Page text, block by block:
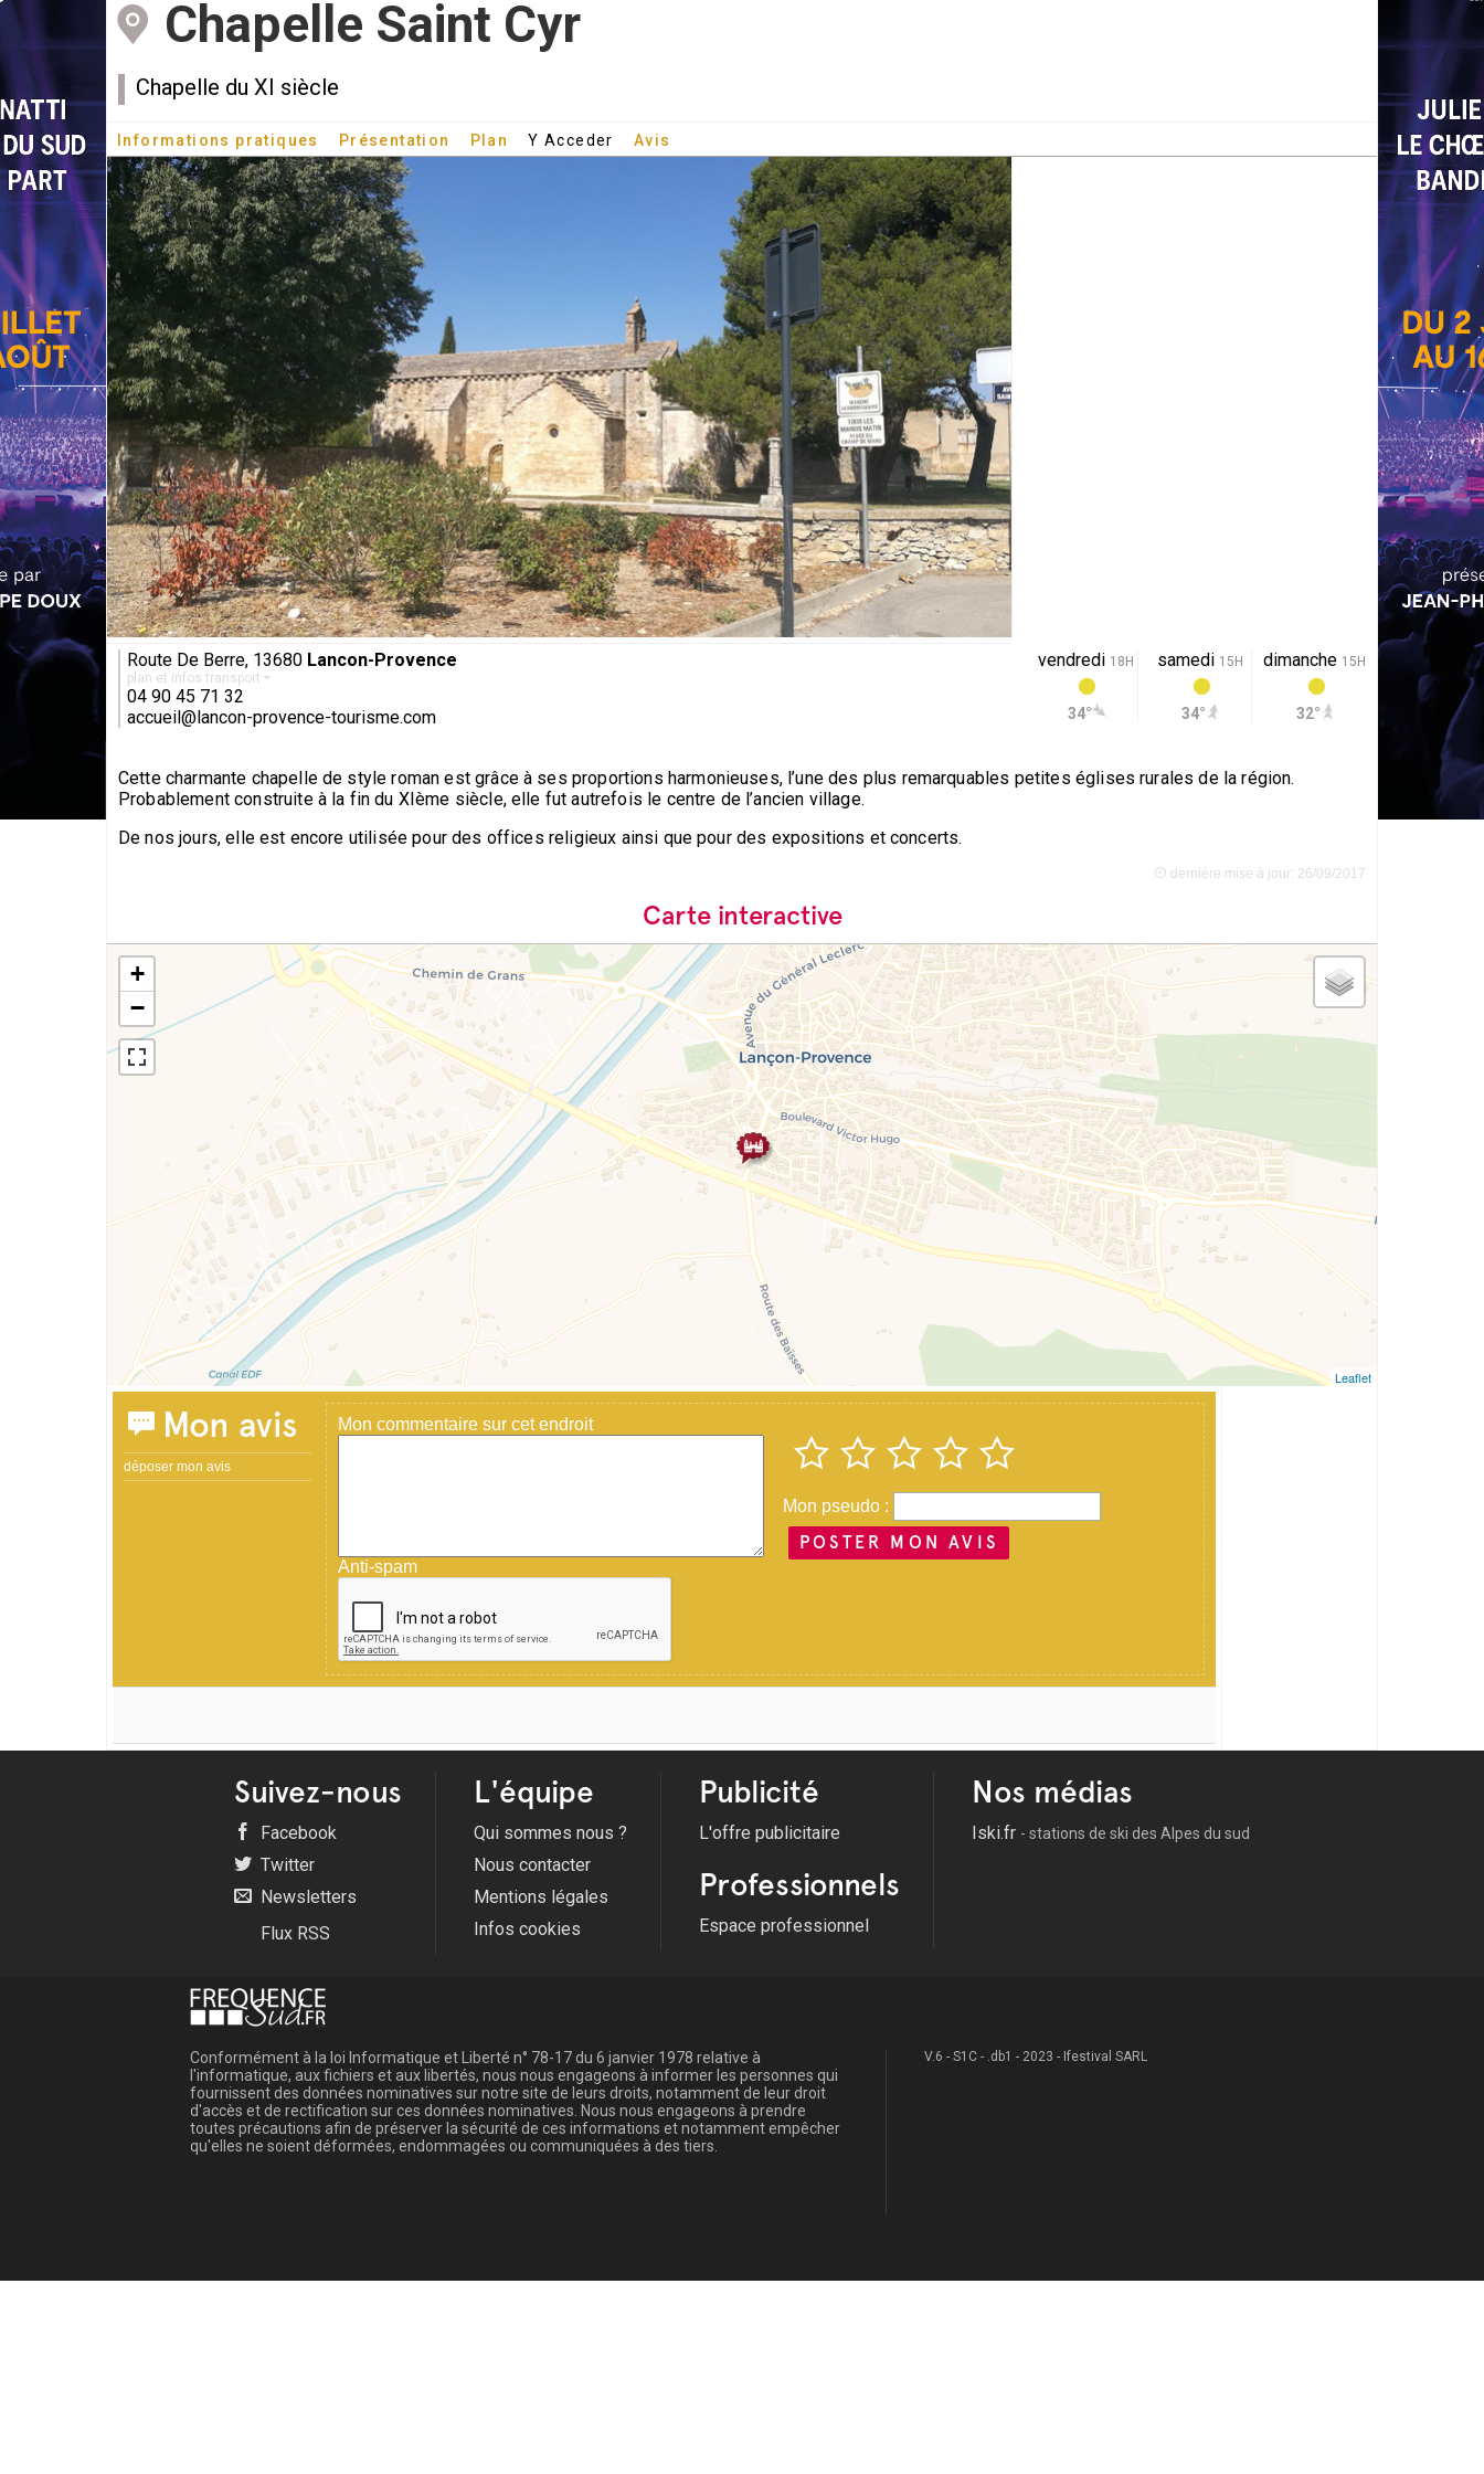
Chapelle Saint Cyr
Chapelle du XI siècle
Informations pratiques Présentation Plan Y Acceder Avis
Route De Berre, 13680 Lancon-Provence
plan et infos transport
04 90 45 71 32
accueil@lancon-provence-tourisme.com
vendredi 18H
34°
samedi 15H
34°
dimanche 15H
32°
Cette charmante chapelle de style roman est grâce à ses proportions harmonieuses, l’une des plus remarquables petites églises rurales de la région.
Probablement construite à la fin du XIème siècle, elle fut autrefois le centre de l’ancien village.
De nos jours, elle est encore utilisée pour des offices religieux ainsi que pour des expositions et concerts.
dernière mise à jour: 26/09/2017
Carte interactive
+
−
Leaflet
Mon avis
déposer mon avis
Mon commentaire sur cet endroit
Anti-spam
Mon pseudo :
POSTER MON AVIS
Suivez-nous
Facebook
Twitter
Newsletters
Flux RSS
L'équipe
Qui sommes nous ?
Nous contacter
Mentions légales
Infos cookies
Publicité
L'offre publicitaire
Professionnels
Espace professionnel
Nos médias
Iski.fr - stations de ski des Alpes du sud
Conformément à la loi Informatique et Liberté n° 78-17 du 6 janvier 1978 relative à
l'informatique, aux fichiers et aux libertés, nous nous engageons à informer les personnes qui
fournissent des données nominatives sur notre site de leurs droits, notamment de leur droit
d'accès et de rectification sur ces données nominatives. Nous nous engageons à prendre
toutes précautions afin de préserver la sécurité de ces informations et notamment empêcher
qu'elles ne soient déformées, endommagées ou communiquées à des tiers.
V.6 - S1C - .db1 - 2023 - Ifestival SARL